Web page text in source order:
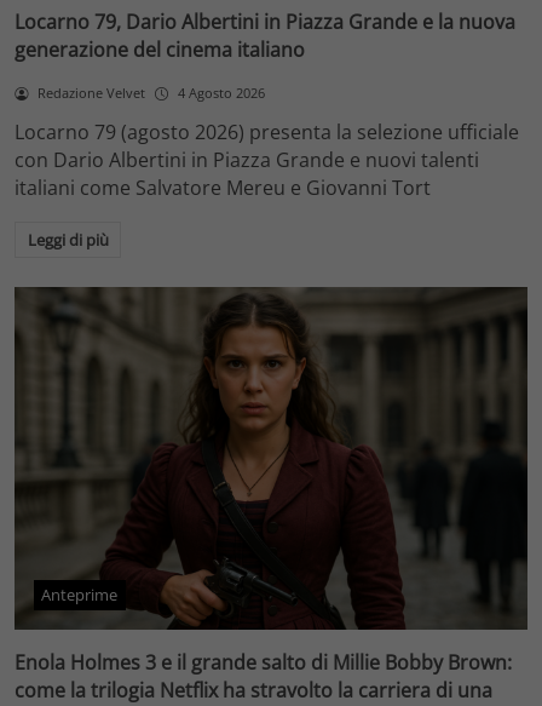
Locarno 79, Dario Albertini in Piazza Grande e la nuova
generazione del cinema italiano
Redazione Velvet 4 Agosto 2026
Locarno 79 (agosto 2026) presenta la selezione ufficiale
con Dario Albertini in Piazza Grande e nuovi talenti
italiani come Salvatore Mereu e Giovanni Tort
Leggi di più
Anteprime
Enola Holmes 3 e il grande salto di Millie Bobby Brown:
come la trilogia Netflix ha stravolto la carriera di una